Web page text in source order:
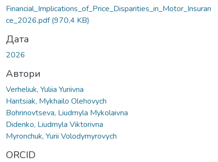
Financial_Implications_of_Price_Disparities_in_Motor_Insuran
ce_2026.pdf(970,4 KB)
Дата
2026
Автори
Verheliuk, Yuliia Yuriivna
Hantsiak, Mykhailo Olehovych
Bohrinovtseva, Liudmyla Mykolaivna
Didenko, Liudmyla Viktorivna
Myronchuk, Yurii Volodymyrovych
ORCID